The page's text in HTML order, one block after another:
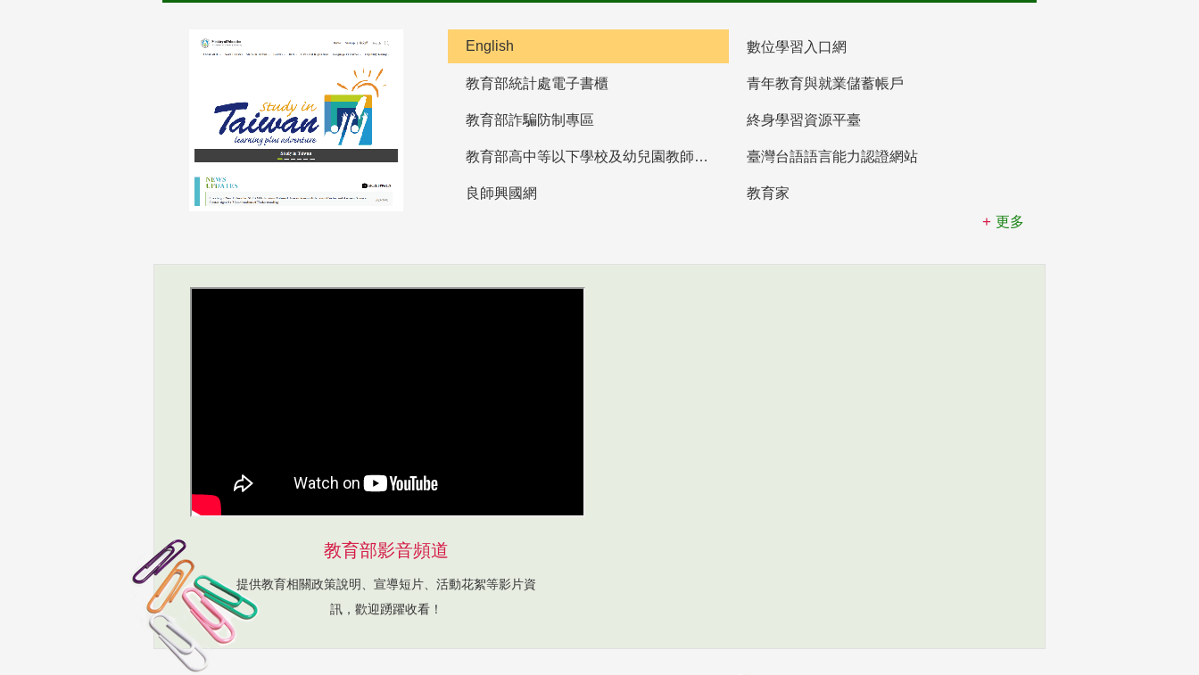
English 數位學習入口網
教育部統計處電子書櫃 青年教育與就業儲蓄帳戶
教育部詐騙防制專區 終身學習資源平臺
教育部高中等以下學校及幼兒園教師資格檢定考試 臺灣台語語言能力認證網站
良師興國網
教育家
更多
教育部影音頻道
提供教育相關政策說明、宣導短片、活動花絮等影片資
訊，歡迎踴躍收看！